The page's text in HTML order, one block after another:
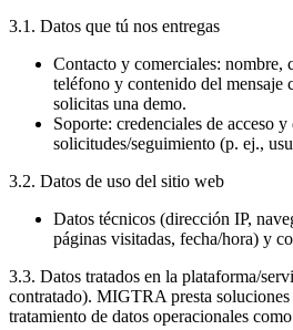
3.1. Datos que tú nos entregas
Contacto y comerciales: nombre,
teléfono y contenido del mensaje
solicitas una demo.
Soporte: credenciales de acceso y
solicitudes/seguimiento (p. ej.,
3.2. Datos de uso del sitio web
Datos técnicos (dirección IP,
páginas visitadas, fecha/hora) y
3.3. Datos tratados en la plataforma/
contratado). MIGTRA presta
tratamiento de datos operacionales